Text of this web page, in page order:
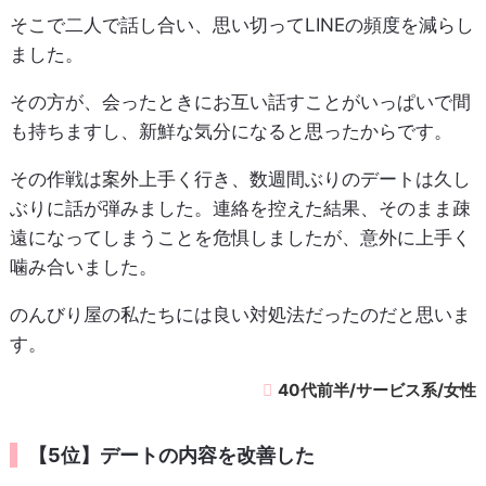
そこで二人で話し合い、思い切ってLINEの頻度を減らし
ました。
その方が、会ったときにお互い話すことがいっぱいで間
も持ちますし、新鮮な気分になると思ったからです。
その作戦は案外上手く行き、数週間ぶりのデートは久し
ぶりに話が弾みました。連絡を控えた結果、そのまま疎
遠になってしまうことを危惧しましたが、意外に上手く
噛み合いました。
のんびり屋の私たちには良い対処法だったのだと思いま
す。
40代前半/サービス系/女性
【5位】デートの内容を改善した